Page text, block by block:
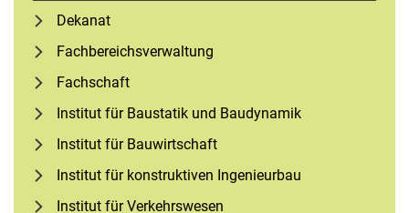
Dekanat
Fach­be­reichs­ver­wal­tung
Fachschaft
Institut für Baustatik und Baudynamik
Institut für Bauwirtschaft
Institut für konstruktiven Ingenieurbau
Institut für Verkehrswesen